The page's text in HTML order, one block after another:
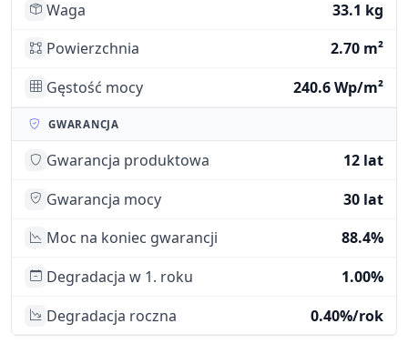
Waga
33.1 kg
Powierzchnia
2.70 m²
Gęstość mocy
240.6 Wp/m²
GWARANCJA
Gwarancja produktowa
12 lat
Gwarancja mocy
30 lat
Moc na koniec gwarancji
88.4%
Degradacja w 1. roku
1.00%
Degradacja roczna
0.40%/rok